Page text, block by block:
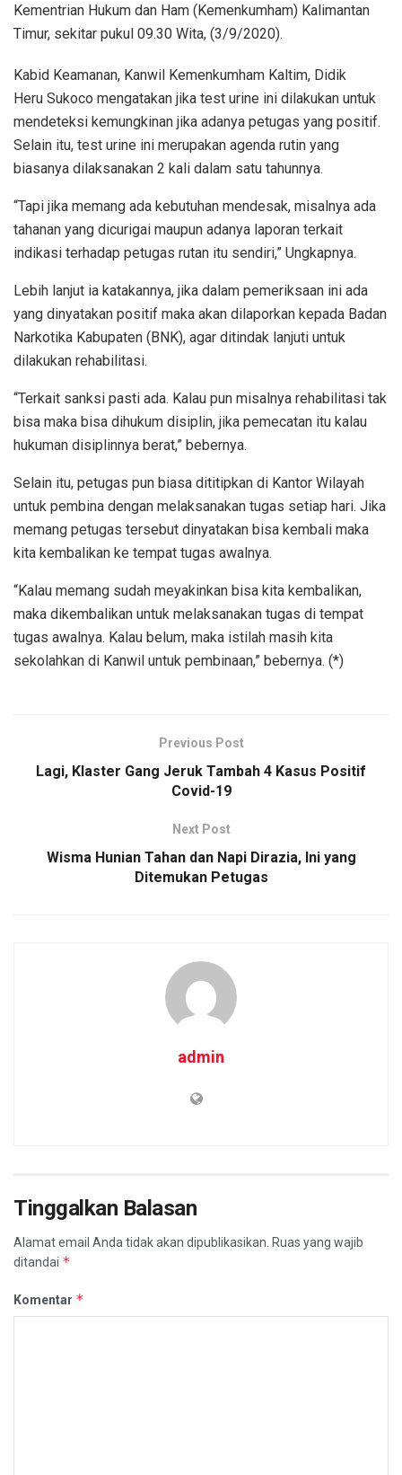
Kementrian Hukum dan Ham (Kemenkumham) Kalimantan
Timur, sekitar pukul 09.30 Wita, (3/9/2020).
Kabid Keamanan, Kanwil Kemenkumham Kaltim, Didik
Heru Sukoco mengatakan jika test urine ini dilakukan untuk
mendeteksi kemungkinan jika adanya petugas yang positif.
Selain itu, test urine ini merupakan agenda rutin yang
biasanya dilaksanakan 2 kali dalam satu tahunnya.
“Tapi jika memang ada kebutuhan mendesak, misalnya ada
tahanan yang dicurigai maupun adanya laporan terkait
indikasi terhadap petugas rutan itu sendiri,” Ungkapnya.
Lebih lanjut ia katakannya, jika dalam pemeriksaan ini ada
yang dinyatakan positif maka akan dilaporkan kepada Badan
Narkotika Kabupaten (BNK), agar ditindak lanjuti untuk
dilakukan rehabilitasi.
“Terkait sanksi pasti ada. Kalau pun misalnya rehabilitasi tak
bisa maka bisa dihukum disiplin, jika pemecatan itu kalau
hukuman disiplinnya berat,” bebernya.
Selain itu, petugas pun biasa dititipkan di Kantor Wilayah
untuk pembina dengan melaksanakan tugas setiap hari. Jika
memang petugas tersebut dinyatakan bisa kembali maka
kita kembalikan ke tempat tugas awalnya.
“Kalau memang sudah meyakinkan bisa kita kembalikan,
maka dikembalikan untuk melaksanakan tugas di tempat
tugas awalnya. Kalau belum, maka istilah masih kita
sekolahkan di Kanwil untuk pembinaan,” bebernya. (*)
Previous Post
Lagi, Klaster Gang Jeruk Tambah 4 Kasus Positif
Covid-19
Next Post
Wisma Hunian Tahan dan Napi Dirazia, Ini yang
Ditemukan Petugas
admin
Tinggalkan Balasan
Alamat email Anda tidak akan dipublikasikan. Ruas yang wajib
ditandai *
Komentar *